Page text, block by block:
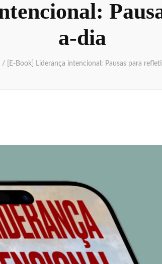
a-dia
/ [E-Book] Liderança intencional: Pausas para